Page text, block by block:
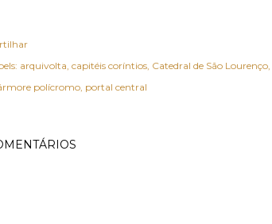
arquivolta capitéis coríntios Catedral de São Lourenço
polícromo portal central